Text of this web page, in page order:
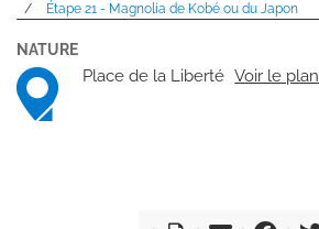
Étape 21 - Magnolia de Kobé ou du Japon
NATURE
Place de la Liberté Voir le plan